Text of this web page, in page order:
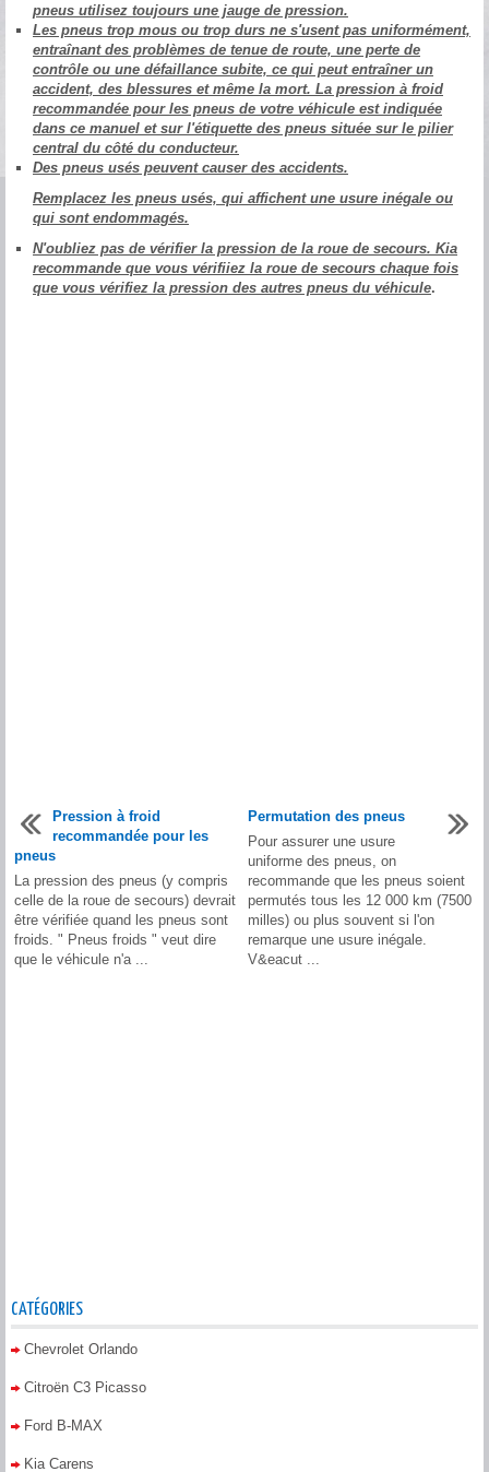
pneus utilisez toujours une jauge de pression.
Les pneus trop mous ou trop durs ne s'usent pas uniformément,
entraînant des problèmes de tenue de route, une perte de
contrôle ou une défaillance subite, ce qui peut entraîner un
accident, des blessures et même la mort. La pression à froid
recommandée pour les pneus de votre véhicule est indiquée
dans ce manuel et sur l'étiquette des pneus située sur le pilier
central du côté du conducteur.
Des pneus usés peuvent causer des accidents.
Remplacez les pneus usés, qui affichent une usure inégale ou
qui sont endommagés.
N'oubliez pas de vérifier la pression de la roue de secours. Kia
recommande que vous vérifiiez la roue de secours chaque fois
que vous vérifiez la pression des autres pneus du véhicule.
Pression à froid
recommandée pour les
pneus
La pression des pneus (y compris
celle de la roue de secours) devrait
être vérifiée quand les pneus sont
froids. " Pneus froids " veut dire
que le véhicule n'a ...
Permutation des pneus
Pour assurer une usure
uniforme des pneus, on
recommande que les pneus soient
permutés tous les 12 000 km (7500
milles) ou plus souvent si l'on
remarque une usure inégale.
V&eacut ...
CATÉGORIES
Chevrolet Orlando
Citroën C3 Picasso
Ford B-MAX
Kia Carens